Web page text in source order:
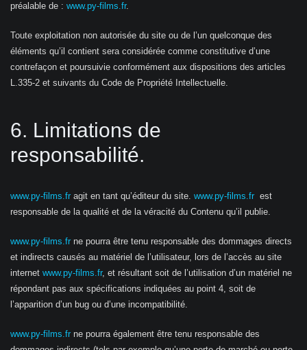
préalable de : www.py-films.fr.
Toute exploitation non autorisée du site ou de l’un quelconque des
éléments qu’il contient sera considérée comme constitutive d’une
contrefaçon et poursuivie conformément aux dispositions des articles
L.335-2 et suivants du Code de Propriété Intellectuelle.
6. Limitations de
responsabilité.
www.py-films.fr agit en tant qu’éditeur du site. www.py-films.fr est
responsable de la qualité et de la véracité du Contenu qu’il publie.
www.py-films.fr ne pourra être tenu responsable des dommages directs
et indirects causés au matériel de l’utilisateur, lors de l’accès au site
internet www.py-films.fr, et résultant soit de l’utilisation d’un matériel ne
répondant pas aux spécifications indiquées au point 4, soit de
l’apparition d’un bug ou d’une incompatibilité.
www.py-films.fr ne pourra également être tenu responsable des